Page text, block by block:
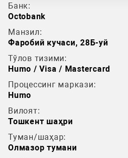
Банк:
Octobank
Манзил:
Фаробий кучаси, 28Б-уй
Тўлов тизими:
Humo / Visa / Mastercard
Процессинг маркази:
Humo
Вилоят:
Тошкент шаҳри
Туман/шаҳар:
Олмазор тумани